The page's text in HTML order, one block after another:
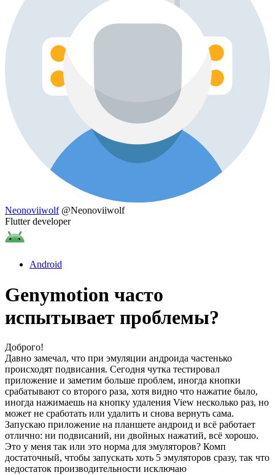
Neonoviiwolf @Neonoviiwolf
Flutter developer
Android
Genymotion часто
испытывает проблемы?
Доброго!
Давно замечал, что при эмуляции андроида частенько
происходят подвисания. Сегодня чутка тестировал
приложение и заметим больше проблем, иногда кнопки
срабатывают со второго раза, хотя видно что нажатие было,
иногда нажимаешь на кнопку удаления View несколько раз, но
может не сработать или удалить и снова вернуть сама.
Запускаю приложение на планшете андроид и всё работает
отлично: ни подвисаний, ни двойных нажатий, всё хорошо.
Это у меня так или это норма для эмуляторов? Комп
достаточный, чтобы запускать хоть 5 эмуляторов сразу, так что
недостаток производительности исключаю